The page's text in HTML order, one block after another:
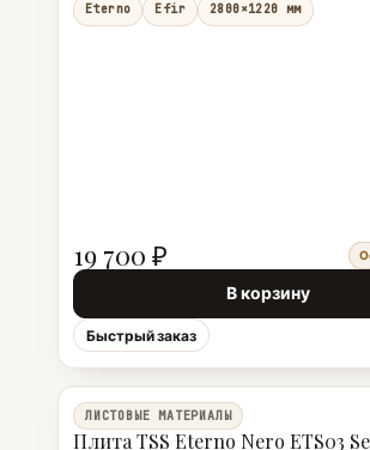
Eterno
Efir 2800×1220 мм
19 700 ₽
В корзину
Быстрый заказ
ЛИСТОВЫЕ МАТЕРИАЛЫ
Плита TSS Eterno Nero ETS03